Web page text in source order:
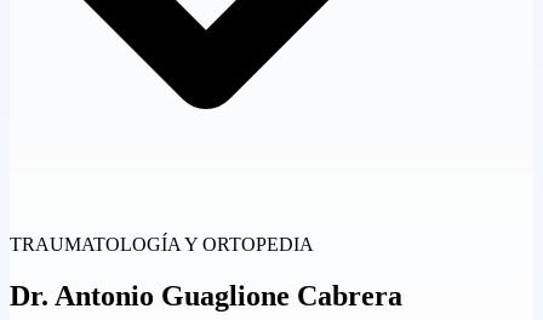
TRAUMATOLOGÍA Y ORTOPEDIA
Dr. Antonio Guaglione Cabrera